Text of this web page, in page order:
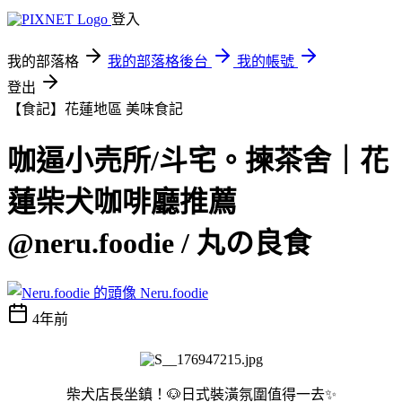
登入
我的部落格 我的部落格後台
我的帳號
登出
【食記】花蓮地區 美味食記
咖逼小売所/斗宅。揀茶舍｜花
蓮柴犬咖啡廳推薦
@neru.foodie / 丸の良食
Neru.foodie
4年前
柴犬店長坐鎮！🐶日式裝潢氛圍值得一去✨